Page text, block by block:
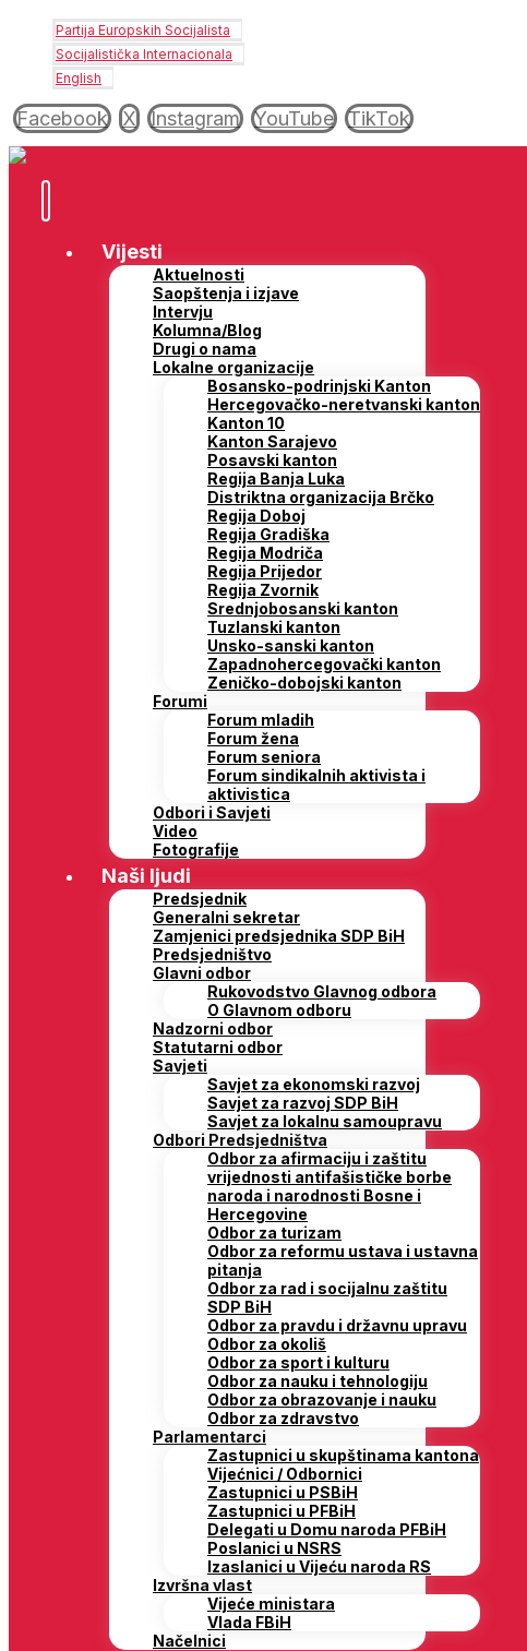
Partija Europskih Socijalista
Socijalistička Internacionala
English
Facebook X Instagram YouTube TikTok
Vijesti
Aktuelnosti
Saopštenja i izjave
Intervju
Kolumna/Blog
Drugi o nama
Lokalne organizacije
Bosansko-podrinjski Kanton
Hercegovačko-neretvanski kanton
Kanton 10
Kanton Sarajevo
Posavski kanton
Regija Banja Luka
Distriktna organizacija Brčko
Regija Doboj
Regija Gradiška
Regija Modriča
Regija Prijedor
Regija Zvornik
Srednjobosanski kanton
Tuzlanski kanton
Unsko-sanski kanton
Zapadnohercegovački kanton
Zeničko-dobojski kanton
Forumi
Forum mladih
Forum žena
Forum seniora
Forum sindikalnih aktivista i
aktivistica
Odbori i Savjeti
Video
Fotografije
Naši ljudi
Predsjednik
Generalni sekretar
Zamjenici predsjednika SDP BiH
Predsjedništvo
Glavni odbor
Rukovodstvo Glavnog odbora
O Glavnom odboru
Nadzorni odbor
Statutarni odbor
Savjeti
Savjet za ekonomski razvoj
Savjet za razvoj SDP BiH
Savjet za lokalnu samoupravu
Odbori Predsjedništva
Odbor za afirmaciju i zaštitu
vrijednosti antifašističke borbe
naroda i narodnosti Bosne i
Hercegovine
Odbor za turizam
Odbor za reformu ustava i ustavna
pitanja
Odbor za rad i socijalnu zaštitu
SDP BiH
Odbor za pravdu i državnu upravu
Odbor za okoliš
Odbor za sport i kulturu
Odbor za nauku i tehnologiju
Odbor za obrazovanje i nauku
Odbor za zdravstvo
Parlamentarci
Zastupnici u skupštinama kantona
Vijećnici / Odbornici
Zastupnici u PSBiH
Zastupnici u PFBiH
Delegati u Domu naroda PFBiH
Poslanici u NSRS
Izaslanici u Vijeću naroda RS
Izvršna vlast
Vijeće ministara
Vlada FBiH
Načelnici